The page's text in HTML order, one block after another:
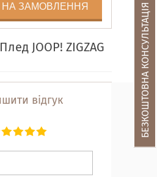
НА ЗАМОВЛЕННЯ
JOOP! ZIGZAG
відгук БЕЗКОШТОВНА КОНСУЛЬТАЦІЯ